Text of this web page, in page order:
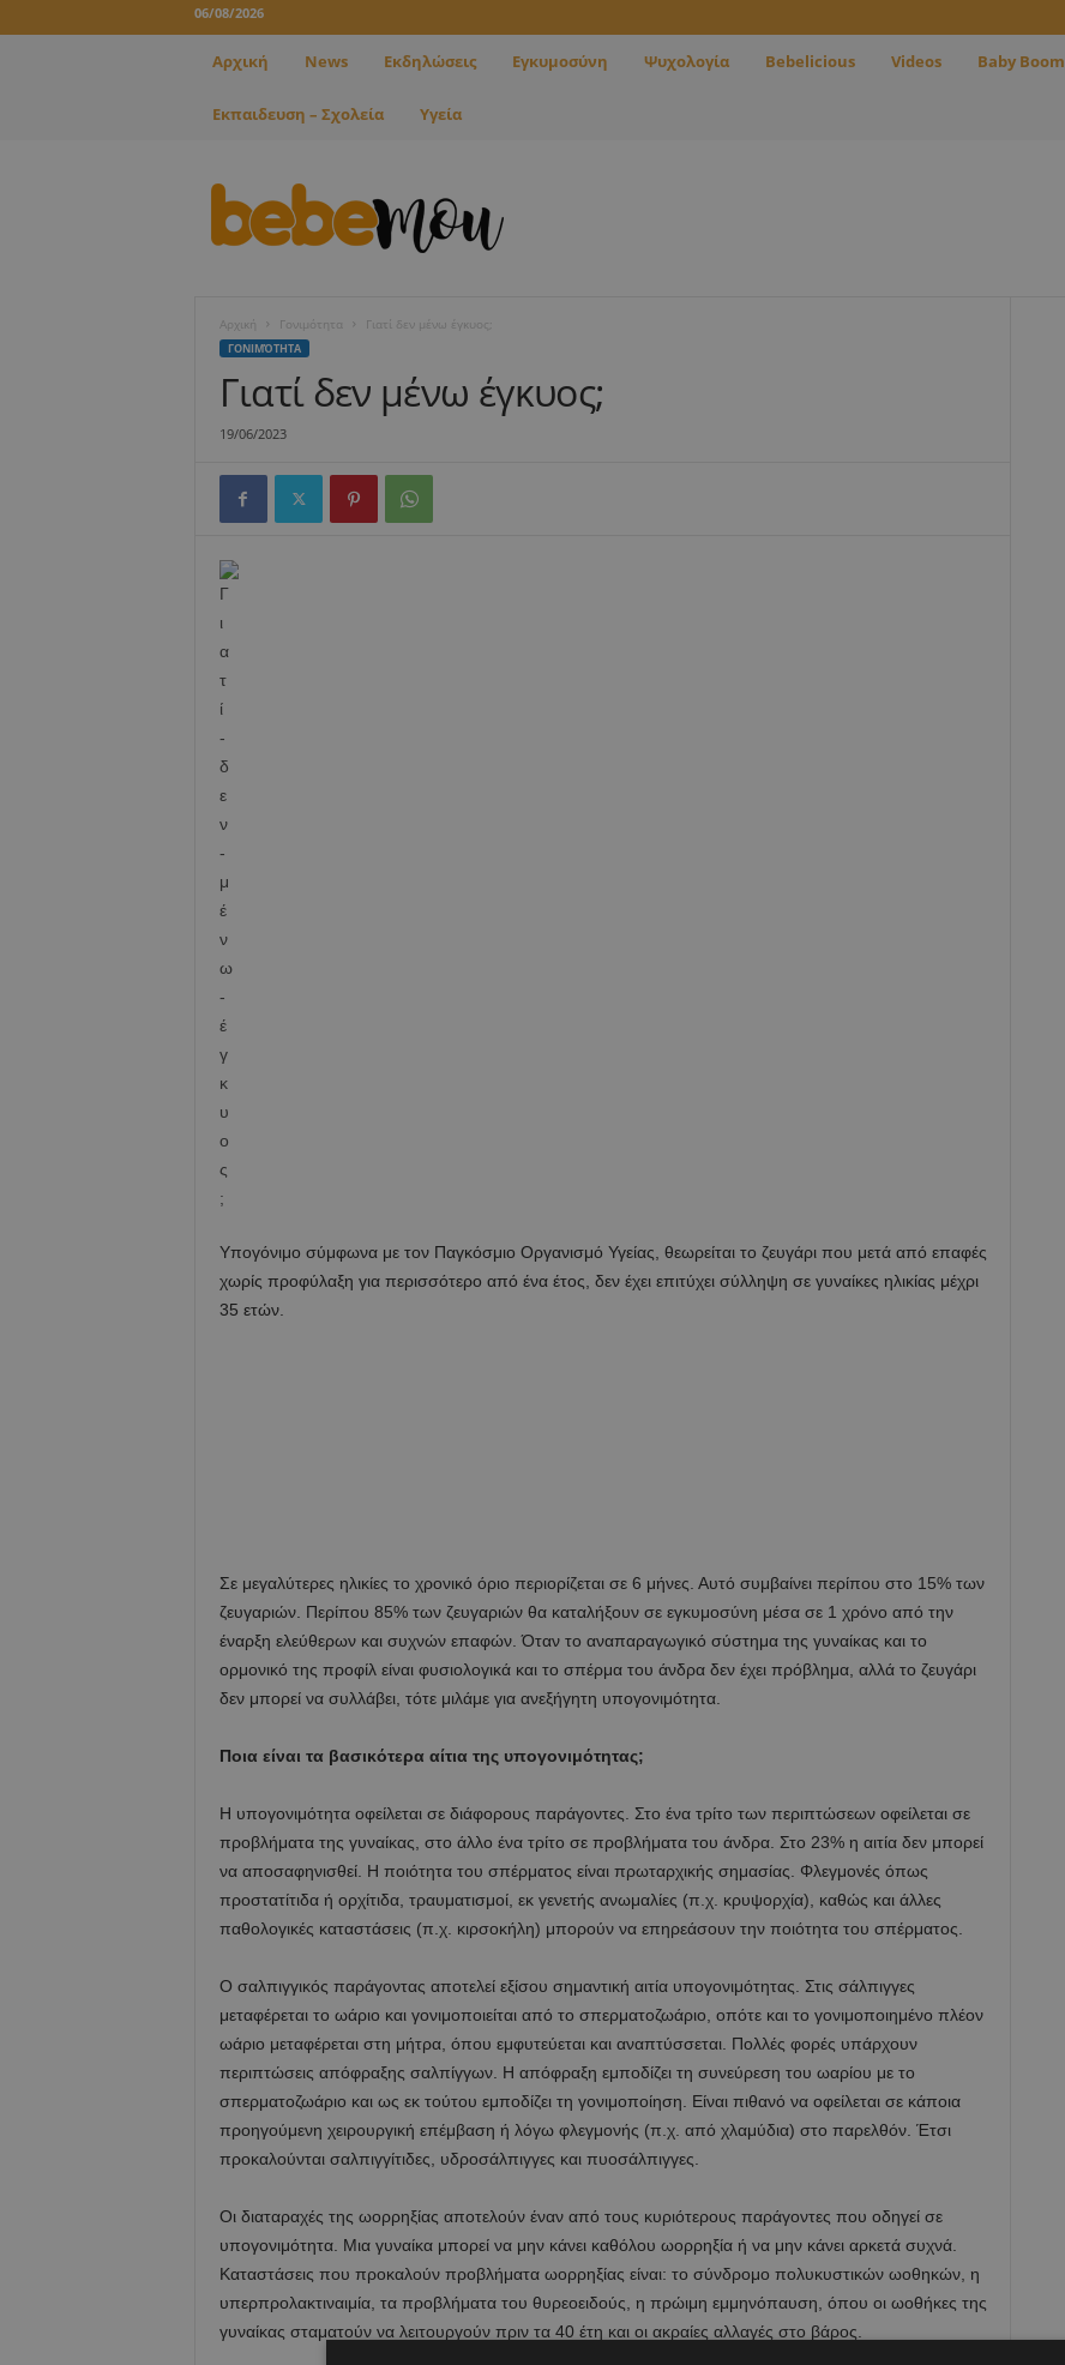
06/08/2026
Αρχική News Εκδηλώσεις Εγκυμοσύνη Ψυχολογία Bebelicious Videos Baby Boom
Εκπαιδευση – Σχολεία Υγεία
Αρχική Γονιμότητα Γιατί δεν μένω έγκυος;
ΓΟΝΙΜΌΤΗΤΑ
Γιατί δεν μένω έγκυος;
19/06/2023
Υπογόνιμο σύμφωνα με τον Παγκόσμιο Οργανισμό Υγείας, θεωρείται το ζευγάρι που μετά από επαφές
χωρίς προφύλαξη για περισσότερο από ένα έτος, δεν έχει επιτύχει σύλληψη σε γυναίκες ηλικίας μέχρι
35 ετών.
Σε μεγαλύτερες ηλικίες το χρονικό όριο περιορίζεται σε 6 μήνες. Αυτό συμβαίνει περίπου στο 15% των
ζευγαριών. Περίπου 85% των ζευγαριών θα καταλήξουν σε εγκυμοσύνη μέσα σε 1 χρόνο από την
έναρξη ελεύθερων και συχνών επαφών. Όταν το αναπαραγωγικό σύστημα της γυναίκας και το
ορμονικό της προφίλ είναι φυσιολογικά και το σπέρμα του άνδρα δεν έχει πρόβλημα, αλλά το ζευγάρι
δεν μπορεί να συλλάβει, τότε μιλάμε για ανεξήγητη υπογονιμότητα.
Ποια είναι τα βασικότερα αίτια της υπογονιμότητας;
Η υπογονιμότητα οφείλεται σε διάφορους παράγοντες. Στο ένα τρίτο των περιπτώσεων οφείλεται σε
προβλήματα της γυναίκας, στο άλλο ένα τρίτο σε προβλήματα του άνδρα. Στο 23% η αιτία δεν μπορεί
να αποσαφηνισθεί. H ποιότητα του σπέρματος είναι πρωταρχικής σημασίας. Φλεγμονές όπως
προστατίτιδα ή ορχίτιδα, τραυματισμοί, εκ γενετής ανωμαλίες (π.χ. κρυψορχία), καθώς και άλλες
παθολογικές καταστάσεις (π.χ. κιρσοκήλη) μπορούν να επηρεάσουν την ποιότητα του σπέρματος.
Ο σαλπιγγικός παράγοντας αποτελεί εξίσου σημαντική αιτία υπογονιμότητας. Στις σάλπιγγες
μεταφέρεται το ωάριο και γονιμοποιείται από το σπερματοζωάριο, οπότε και το γονιμοποιημένο πλέον
ωάριο μεταφέρεται στη μήτρα, όπου εμφυτεύεται και αναπτύσσεται. Πολλές φορές υπάρχουν
περιπτώσεις απόφραξης σαλπίγγων. Η απόφραξη εμποδίζει τη συνεύρεση του ωαρίου με το
σπερματοζωάριο και ως εκ τούτου εμποδίζει τη γονιμοποίηση. Είναι πιθανό να οφείλεται σε κάποια
προηγούμενη χειρουργική επέμβαση ή λόγω φλεγμονής (π.χ. από χλαμύδια) στο παρελθόν. Έτσι
προκαλούνται σαλπιγγίτιδες, υδροσάλπιγγες και πυοσάλπιγγες.
Οι διαταραχές της ωορρηξίας αποτελούν έναν από τους κυριότερους παράγοντες που οδηγεί σε
υπογονιμότητα. Μια γυναίκα μπορεί να μην κάνει καθόλου ωορρηξία ή να μην κάνει αρκετά συχνά.
Καταστάσεις που προκαλούν προβλήματα ωορρηξίας είναι: το σύνδρομο πολυκυστικών ωοθηκών, η
υπερπρολακτιναιμία, τα προβλήματα του θυρεοειδούς, η πρώιμη εμμηνόπαυση, όπου οι ωοθήκες της
γυναίκας σταματούν να λειτουργούν πριν τα 40 έτη και οι ακραίες αλλαγές στο βάρος.